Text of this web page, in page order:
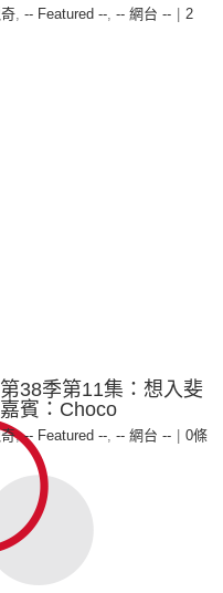
, -- Featured --, -- 網台 --
2
38季第11集：想入斐
賓：Choco
,-- Featured --, -- 網台 --
0條